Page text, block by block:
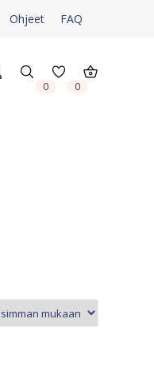
Ohjeet FAQ
0 0